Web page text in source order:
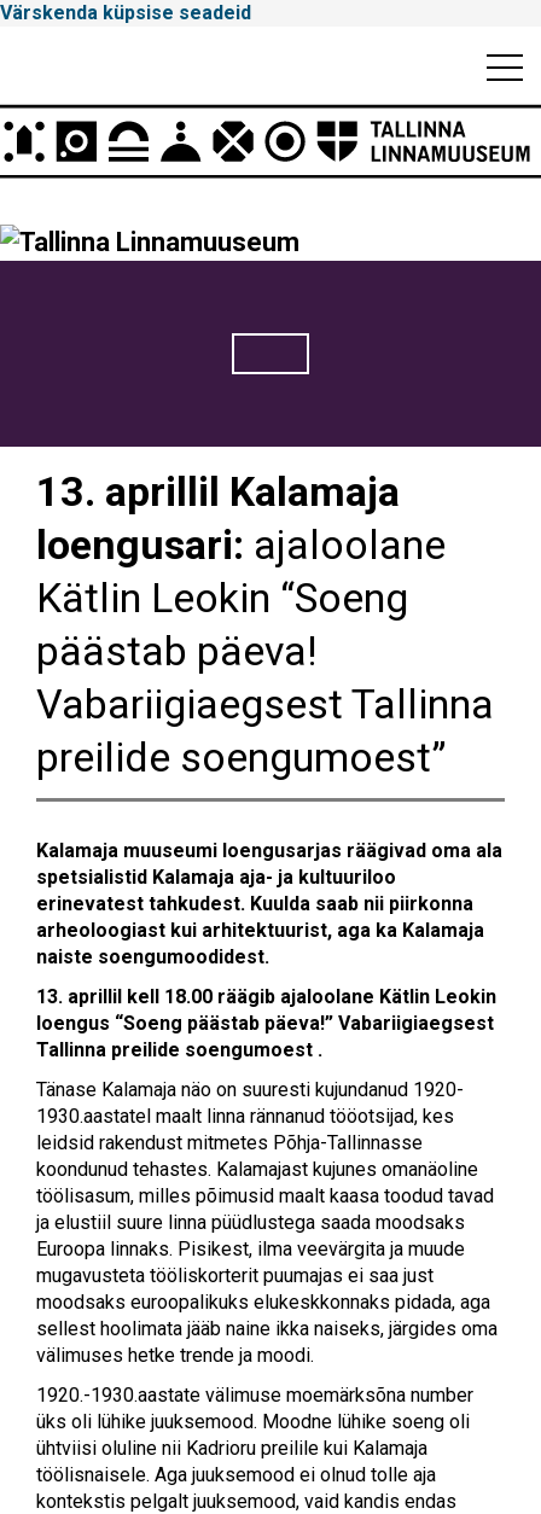
Värskenda küpsise seadeid
Peamenüü
13. aprillil Kalamaja
loengusari: ajaloolane
Kätlin Leokin “Soeng
päästab päeva!
Vabariigiaegsest Tallinna
preilide soengumoest”
Kalamaja muuseumi loengusarjas räägivad oma ala
spetsialistid Kalamaja aja- ja kultuuriloo
erinevatest tahkudest. Kuulda saab nii piirkonna
arheoloogiast kui arhitektuurist, aga ka Kalamaja
naiste soengumoodidest.
13. aprillil kell 18.00 räägib ajaloolane Kätlin Leokin
loengus “Soeng päästab päeva!” Vabariigiaegsest
Tallinna preilide soengumoest .
Tänase Kalamaja näo on suuresti kujundanud 1920-
1930.aastatel maalt linna rännanud tööotsijad, kes
leidsid rakendust mitmetes Põhja-Tallinnasse
koondunud tehastes. Kalamajast kujunes omanäoline
töölisasum, milles põimusid maalt kaasa toodud tavad
ja elustiil suure linna püüdlustega saada moodsaks
Euroopa linnaks. Pisikest, ilma veevärgita ja muude
mugavusteta tööliskorterit puumajas ei saa just
moodsaks euroopalikuks elukeskkonnaks pidada, aga
sellest hoolimata jääb naine ikka naiseks, järgides oma
välimuses hetke trende ja moodi.
1920.-1930.aastate välimuse moemärksõna number
üks oli lühike juuksemood. Moodne lühike soeng oli
ühtviisi oluline nii Kadrioru preilile kui Kalamaja
töölisnaisele. Aga juuksemood ei olnud tolle aja
kontekstis pelgalt juuksemood, vaid kandis endas